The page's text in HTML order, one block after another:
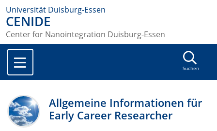
Universität Duisburg-Essen
CENIDE
Center for Nanointegration Duisburg-Essen
Suchen
Allgemeine Informationen für
Early Career Researcher